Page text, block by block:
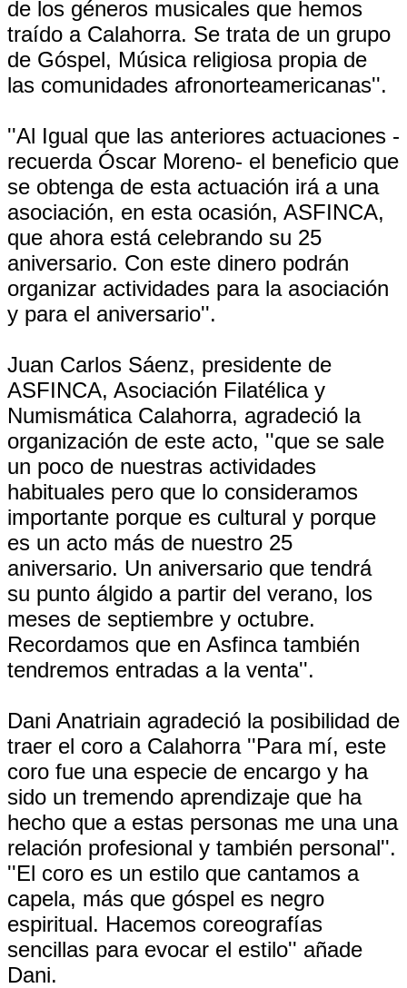
de los géneros musicales que hemos
traído a Calahorra. Se trata de un grupo
de Góspel, Música religiosa propia de
las comunidades afronorteamericanas''.
''Al Igual que las anteriores actuaciones -
recuerda Óscar Moreno- el beneficio que
se obtenga de esta actuación irá a una
asociación, en esta ocasión, ASFINCA,
que ahora está celebrando su 25
aniversario. Con este dinero podrán
organizar actividades para la asociación
y para el aniversario''.
Juan Carlos Sáenz, presidente de
ASFINCA, Asociación Filatélica y
Numismática Calahorra, agradeció la
organización de este acto, ''que se sale
un poco de nuestras actividades
habituales pero que lo consideramos
importante porque es cultural y porque
es un acto más de nuestro 25
aniversario. Un aniversario que tendrá
su punto álgido a partir del verano, los
meses de septiembre y octubre.
Recordamos que en Asfinca también
tendremos entradas a la venta''.
Dani Anatriain agradeció la posibilidad de
traer el coro a Calahorra ''Para mí, este
coro fue una especie de encargo y ha
sido un tremendo aprendizaje que ha
hecho que a estas personas me una una
relación profesional y también personal''.
''El coro es un estilo que cantamos a
capela, más que góspel es negro
espiritual. Hacemos coreografías
sencillas para evocar el estilo'' añade
Dani.